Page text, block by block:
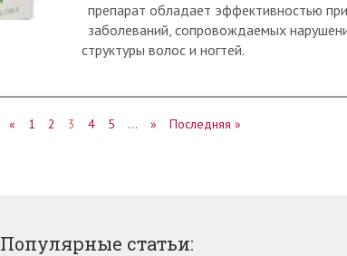
препарат обладает эффективностью
заболеваний, сопровождаемых
структуры волос и ногтей.
« 1 2 3 4 5 … » Последняя »
Популярные статьи: